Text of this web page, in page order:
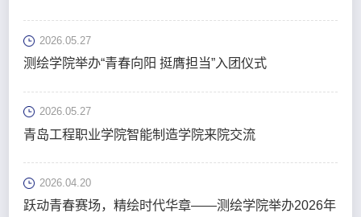
2026.05.27
测绘学院举办“青春向阳 挺膺担当”入团仪式
2026.05.27
青岛工程职业学院智能制造学院来院交流
2026.04.20
跃动青春赛场，精绘时代华章——测绘学院举办2026年